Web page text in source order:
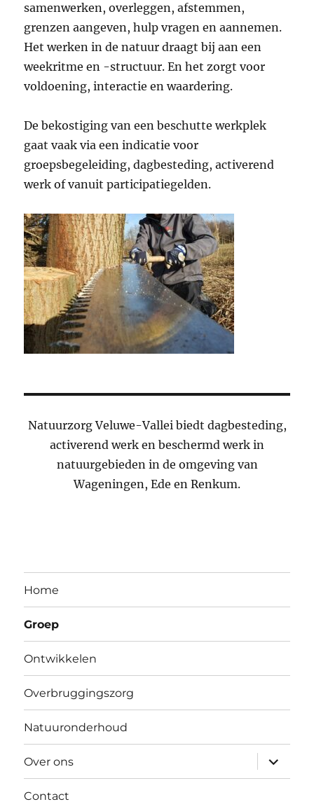
samenwerken, overleggen, afstemmen,
grenzen aangeven, hulp vragen en aannemen.
Het werken in de natuur draagt bij aan een
weekritme en -structuur. En het zorgt voor
voldoening, interactie en waardering.
De bekostiging van een beschutte werkplek
gaat vaak via een indicatie voor
groepsbegeleiding, dagbesteding, activerend
werk of vanuit participatiegelden.
Natuurzorg Veluwe-Vallei biedt dagbesteding,
activerend werk en beschermd werk in
natuurgebieden in de omgeving van
Wageningen, Ede en Renkum.
Home
Groep
Ontwikkelen
Overbruggingszorg
Natuuronderhoud
Over ons
Contact